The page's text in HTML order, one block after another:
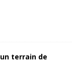
terrain de